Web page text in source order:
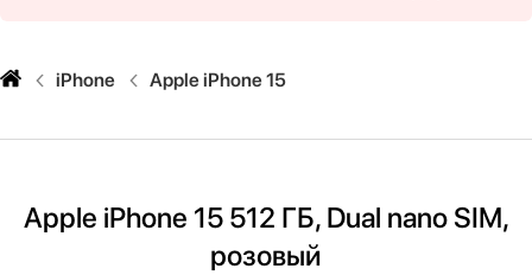
iPhone Apple iPhone 15
Apple iPhone 15 512 ГБ, Dual nano SIM,
розовый